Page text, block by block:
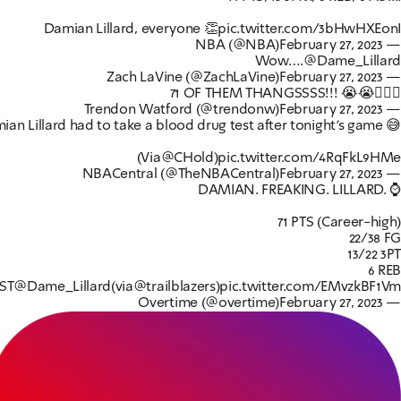
Damian Lillard, everyone 👏pic.twitter.com/3bHwHXEonI
— NBA (@NBA)
February 27, 2023
Wow….@Dame_Lillard
— Zach LaVine (@ZachLaVine)
February 27, 2023
71 OF THEM THANGSSSS!!! 😭😭🤦🏾‍♂️
— Trendon Watford (@trendonw)
February 27, 2023
Lillard had to take a blood drug test after tonight’s game 😅
(Via@CHold)pic.twitter.com/4RqFkL9HMe
— NBACentral (@TheNBACentral)
February 27, 2023
DAMIAN. FREAKING. LILLARD. ⌚️
71 PTS (Career-high)
22/38 FG
13/22 3PT
6 REB
@Dame_Lillard(via@trailblazers)pic.twitter.com/EMvzkBF1Vm
— Overtime (@overtime)
February 27, 2023